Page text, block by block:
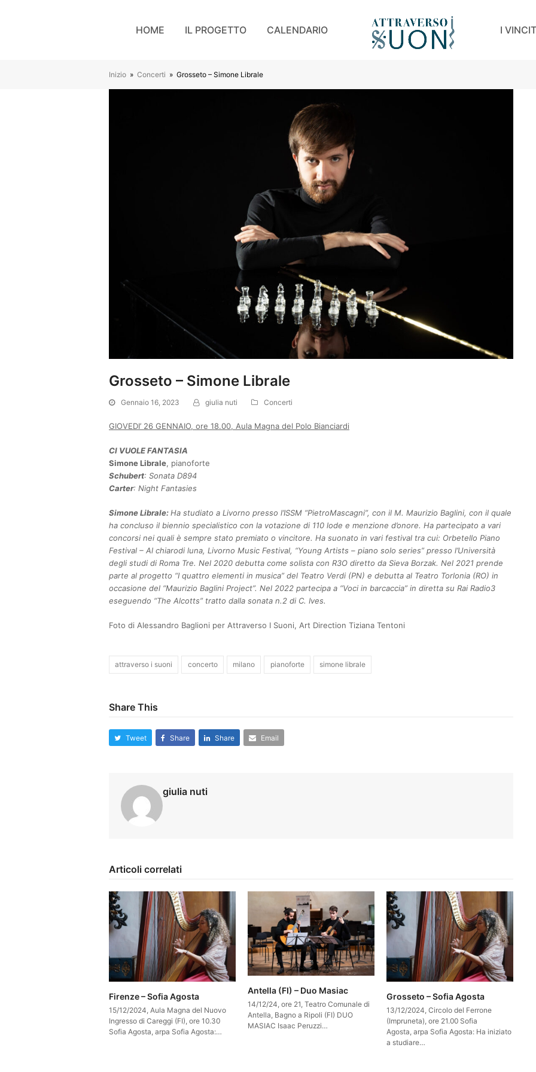
HOME IL PROGETTO CALENDARIO I
Inizio » Concerti » Grosseto – Simone Librale
Grosseto – Simone Librale
Gennaio 16, 2023 giulia nuti Concerti
GIOVEDI’ 26 GENNAIO, ore 18.00, Aula Magna del Polo Bianciardi
CI VUOLE FANTASIA
Simone Librale, pianoforte
Schubert: Sonata D894
Carter: Night Fantasies
Simone Librale:Ha studiato a Livorno presso l’ISSM “PietroMascagni”, con il M. Maurizio Baglini, con il quale
ha concluso il biennio specialistico con la votazione di 110 lode e menzione d’onore. Ha partecipato a vari
concorsi nei quali è sempre stato premiato o vincitore. Ha suonato in vari festival tra cui: Orbetello Piano
Festival – Al chiarodi luna, Livorno Music Festival, “Young Artists – piano solo series” presso l’Università
degli studi di Roma Tre. Nel 2020 debutta come solista con R3O diretto da Sieva Borzak. Nel 2021 prende
parte al progetto “I quattro elementi in musica” del Teatro Verdi (PN) e debutta al Teatro Torlonia (RO) in
occasione del “Maurizio Baglini Project”. Nel 2022 partecipa a “Voci in barcaccia” in diretta su Rai Radio3
eseguendo “The Alcotts” tratto dalla sonata n.2 di C. Ives.
Foto di Alessandro Baglioni per Attraverso I Suoni, Art Direction Tiziana Tentoni
attraverso i suoni concerto milano pianoforte simone librale
Share This
Tweet Share Share Email
giulia nuti
Articoli correlati
Firenze – Sofia Agosta
15/12/2024, Aula Magna del Nuovo
Ingresso di Careggi (FI), ore 10.30
Sofia Agosta, arpa Sofia Agosta:…
Antella (FI) – Duo Masiac
14/12/24, ore 21, Teatro Comunale di
Antella, Bagno a Ripoli (FI) DUO
MASIAC Isaac Peruzzi…
Grosseto – Sofia Agosta
13/12/2024, Circolo del Ferrone
(Impruneta), ore 21.00 Sofia
Agosta, arpa Sofia Agosta: Ha iniziato
a studiare…